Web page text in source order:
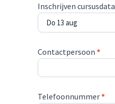
Inschrijven cursusdata
Contactpersoon *
Telefoonnummer*